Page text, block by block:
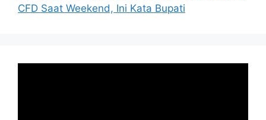
CFD Saat Weekend, Ini Kata Bupati